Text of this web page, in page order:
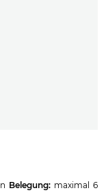
Belegung: maximal 6